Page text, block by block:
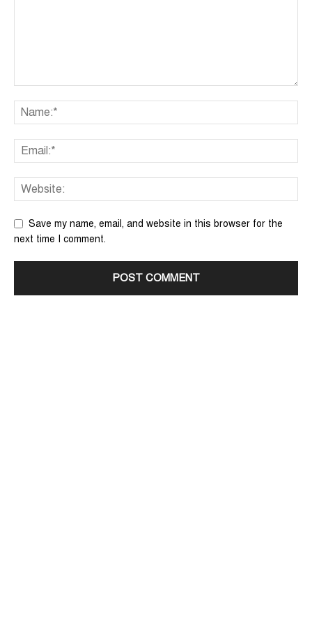
Save my name, email, and website in this browser for the
next time I comment.